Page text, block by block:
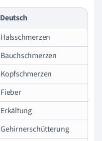
Deutsch
Halsschmerzen
Bauchschmerzen
Kopfschmerzen
Fieber
Erkältung
Gehirnerschütterung